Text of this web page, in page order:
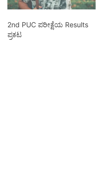
2nd PUC ಪರೀಕ್ಷೆಯ Results
ಪ್ರಕಟ